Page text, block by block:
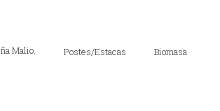
Postes/Estacas Biomasa